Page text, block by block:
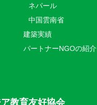
ネパール
中国雲南省
建築実績
パートナーNGOの紹介
教育友好協会